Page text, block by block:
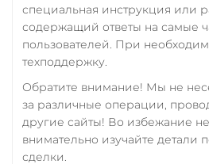
специальная инструкция или
содержащий ответы на самые
пользователей. При
техподдержку.
Обратите внимание! Мы не
за различные операции,
другие сайты! Во избежание
внимательно изучайте детали
сделки.